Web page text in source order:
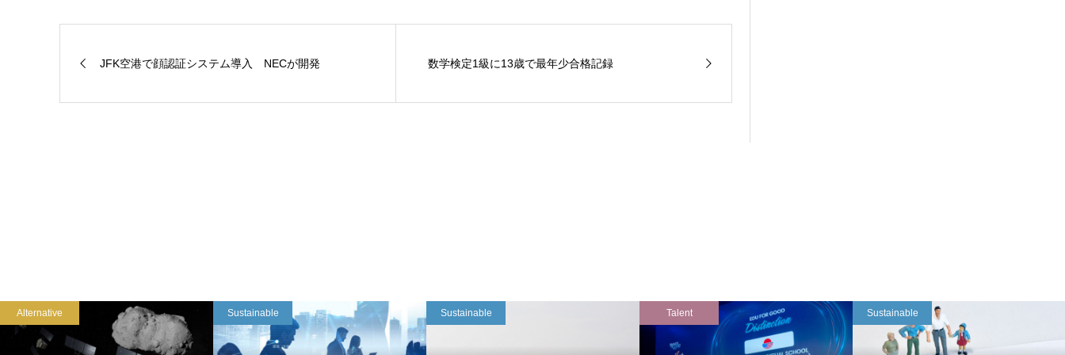
JFK空港で顔認証システム導入 NECが開発 数学検定1級に13歳で最年少合格記録
Alternative Sustainable Sustainable Talent Sustainable